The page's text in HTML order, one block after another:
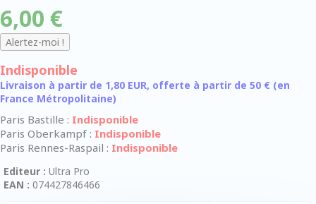
6,00 €
Indisponible
Livraison à partir de 1,80 EUR, offerte à partir de 50 € (en
France Métropolitaine)
Paris Bastille : Indisponible
Paris Oberkampf : Indisponible
Paris Rennes-Raspail : Indisponible
Editeur : Ultra Pro
EAN : 074427846466